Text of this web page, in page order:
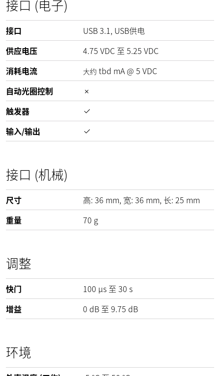
接口 (电子)
接口
USB 3.1, USB供电
供应电压
4.75 VDC 至 5.25 VDC
消耗电流
大约 tbd mA@ 5 VDC
自动光圈控制
触发器
输入/输出
接口 (机械)
尺寸 高: 36 mm, 宽: 36 mm, 长: 25 mm
重量
70 g
调整
快门
100 µs 至 30 s
增益
0 dB 至 9.75 dB
环境